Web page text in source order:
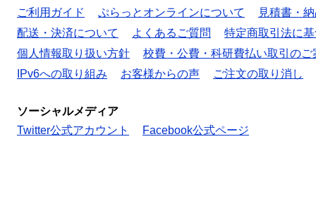
ご利用ガイド
ぷらっとオンラインについて
見積書・
配送・決済について
よくあるご質問
特定商取引法に
個人情報取り扱い方針
校費・公費・科研費払い取引のご
IPv6への取り組み
お客様からの声 ご注文の取り消し
ソーシャルメディア
Twitter公式アカウント
Facebook公式ページ